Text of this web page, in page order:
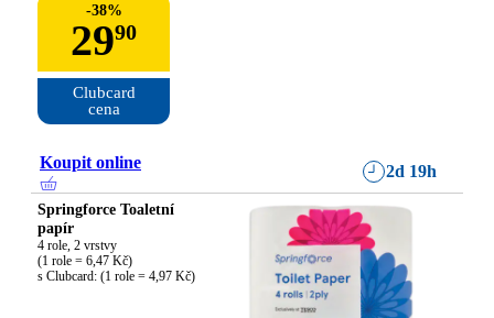
-38%
2990
Clubcard
cena
Koupit online 2d 19h
Springforce Toaletní
papír
4 role, 2 vrstvy
(1 role = 6,47 Kč)
s Clubcard: (1 role = 4,97 Kč)